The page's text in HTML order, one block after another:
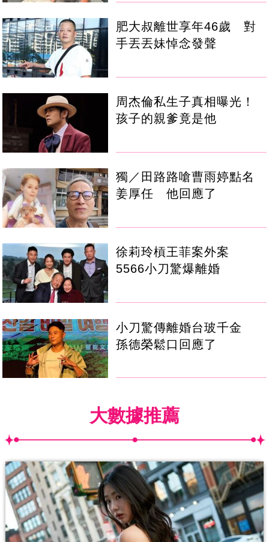
肥大叔離世享年46歲 對
手丟丟妹悼念發聲
周杰倫私生子真相曝光！
孩子的親爹竟是他
獨／田路路嗆曹雨婷點名
姜厚任 他回應了
徐莉玲槓王菲案外案
5566小刀驚爆離婚
小刀驚傳離婚台玻千金
孫德榮鬆口回應了
大數據推薦